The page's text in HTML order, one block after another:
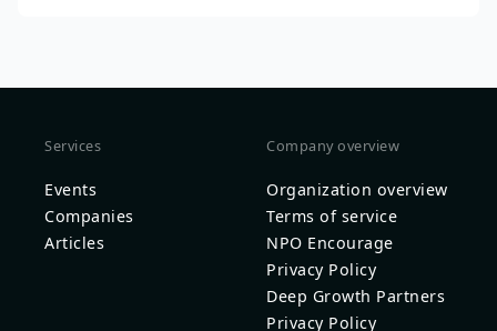
Services
Events
Companies
Articles
Company overview
Organization overview
Terms of service
NPO Encourage
Privacy Policy
Deep Growth Partners
Privacy Policy